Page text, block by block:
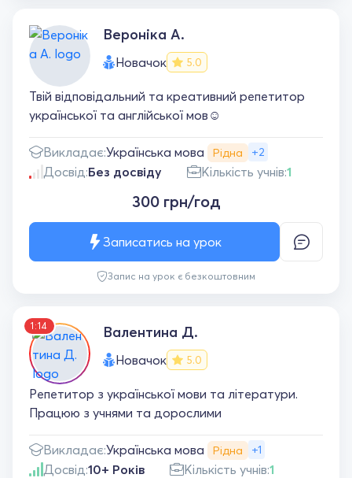
Вероніка А.
Новачок 5.0
Твій відповідальний та креативний репетитор
української та англійської мов☺️
Викладає:Українська мова Рідна +2
Досвід:Без досвіду Кількість учнів:1
300 грн/год
Запис на урок є безкоштовним
Записатись на урок
1:14 Валентина Д.
Новачок 5.0
Репетитор з української мови та літератури.
Працюю з учнями та дорослими
Викладає:Українська мова Рідна +1
Досвід:10+ Років Кількість учнів:1